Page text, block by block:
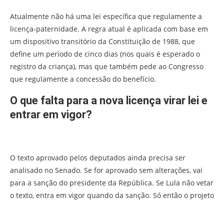
Atualmente não há uma lei específica que regulamente a
licença-paternidade. A regra atual é aplicada com base em
um dispositivo transitório da Constituição de 1988, que
define um período de cinco dias (nos quais é esperado o
registro da criança), mas que também pede ao Congresso
que regulamente a concessão do benefício.
O que falta para a nova licença virar lei e
entrar em vigor?
O texto aprovado pelos deputados ainda precisa ser
analisado no Senado. Se for aprovado sem alterações, vai
para a sanção do presidente da República. Se Lula não vetar
o texto, entra em vigor quando da sanção. Só então o projeto